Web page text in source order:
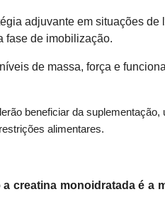
adjuvante em situações de
fase de imobilização.
de massa, força e
beneficiar da suplementação,
alimentares.
a creatina monoidratada é a